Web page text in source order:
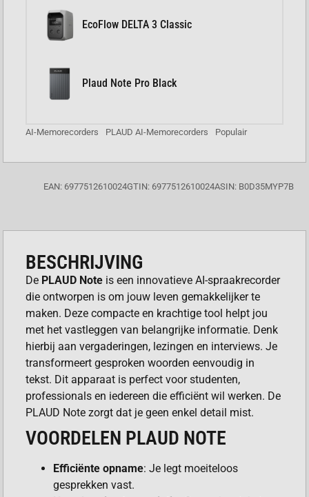
EcoFlow DELTA 3 Classic
Plaud Note Pro Black
AI-Memorecorders PLAUD AI-Memorecorders Populair
EAN: 6977512610024GTIN: 6977512610024ASIN: B0D35MYP7B
BESCHRIJVING
De PLAUD Note is een innovatieve AI-spraakrecorder
die ontworpen is om jouw leven gemakkelijker te
maken. Deze compacte en krachtige tool helpt jou
met het vastleggen van belangrijke informatie. Denk
hierbij aan vergaderingen, lezingen en interviews. Je
transformeert gesproken woorden eenvoudig in
tekst. Dit apparaat is perfect voor studenten,
professionals en iedereen die efficiënt wil werken. De
PLAUD Note zorgt dat je geen enkel detail mist.
VOORDELEN PLAUD NOTE
Efficiënte opname: Je legt moeiteloos
gesprekken vast.